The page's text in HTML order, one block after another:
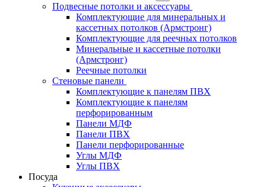
Подвесные потолки и аксессуары
Комплектующие для минеральных и
кассетных потолков (Армстронг)
Комплектующие для реечных потолков
Минеральные и кассетные потолки
(Армстронг)
Реечные потолки
Стеновые панели
Комплектующие к панелям ПВХ
Комплектующие к панелям
перфорированным
Панели МДФ
Панели ПВХ
Панели перфорированные
Углы МДФ
Углы ПВХ
Посуда